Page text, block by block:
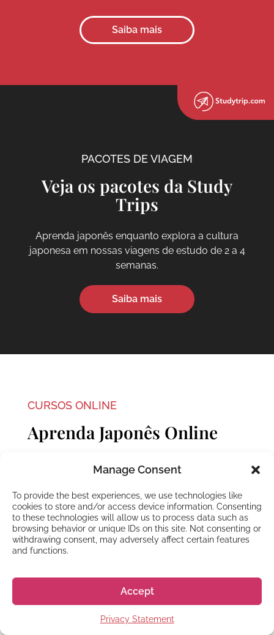
Manage Consent
To provide the best experiences, we use technologies like
cookies to store and/or access device information. Consenting
to these technologies will allow us to process data such as
browsing behavior or unique IDs on this site. Not consenting or
withdrawing consent, may adversely affect certain features
and functions.
Accept
Privacy Statement
Saiba mais
PACOTES DE VIAGEM
Veja os pacotes da Study
Trips
Aprenda japonês enquanto explora a cultura
japonesa em nossas viagens de estudo de 2 a 4
semanas.
Saiba mais
CURSOS ONLINE
Aprenda Japonês Online
melhores escolas de idioma do Japão
diretamente para seu computador, tablet ou
celular, para que você possa aprender de
qualquer lugar do mundo.
Saiba mais